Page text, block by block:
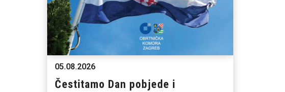
05.08.2026
Čestitamo Dan pobjede i